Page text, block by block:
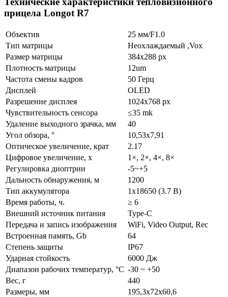
прицела Longot R7
Объектив
25 мм/F1.0
Тип матрицы
Неохлаждаемый ,Vox
Размер матрицы
384x288 px
Плотность матрицы
12um
Частота смены кадров
50 Герц
Дисплей
OLED
Разрешение дисплея
1024x768 px
Чувствительность сенсора
≤35 mk
Удаление выходного зрачка, мм
40
Угол обзора, °
10,53х7,91
Оптическое увеличение, крат
2.17
Цифровое увеличение, х
1×, 2×, 4×, 8×
Регулировка диоптрии
-5~+5
Дальность обнаружения, м
1200
Тип аккумуляторa
1x18650 (3.7 В)
Время работы, ч.
≥ 6
Внешний источник питания
Type-C
Передача и запись изображения
WiFi, Video Output, Rec
Встроенная память, Gb
64
Степень защиты
IP67
Ударная стойкость
6000 Дж
Диапазон рабочих температур, °C -30 ~ +50
Вес, г
440
Размеры, мм
195,3x72x60,6